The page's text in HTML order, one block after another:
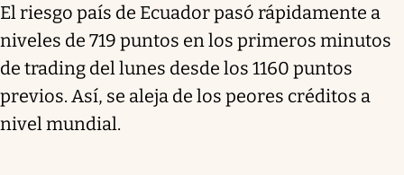
El riesgo país de Ecuador pasó rápidamente a
niveles de 719 puntos en los primeros minutos
de trading del lunes desde los 1160 puntos
previos. Así, se aleja de los peores créditos a
nivel mundial.